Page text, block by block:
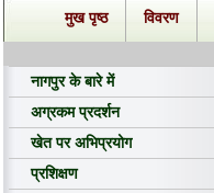
मुख पृष्ठ विवरण
नागपुर के बारे में
अग्रकम प्रदर्शन
खेत पर अभिप्रयोग
प्रशिक्षण